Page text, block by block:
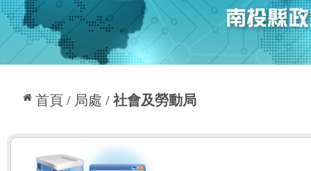
首頁 局處 社會及勞動局
::: 社會及勞動局